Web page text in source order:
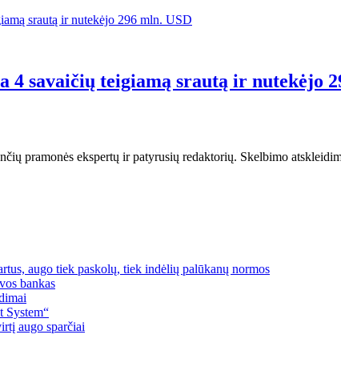
4 savaičių teigiamą srautą ir nutekėjo
pramonės ekspertų ir patyrusių redaktorių. Skelbimo
augo tiek paskolų, tiek indėlių palūkanų normos
bankas
System“
augo sparčiai